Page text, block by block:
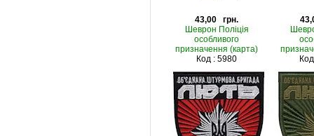
43,00 грн.
Шеврон Поліція
особливого
призначення (карта)
Код : 5980